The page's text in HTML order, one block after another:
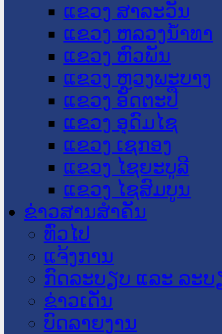
ແຂວງ ສາລະວັນ
ແຂວງ ຫລວງນໍ້າທາ
ແຂວງ ຫົວພັນ
ແຂວງ ຫຼວງພະບາງ
ແຂວງ ອັດຕະປື
ແຂວງ ອຸດົມໄຊ
ແຂວງ ເຊກອງ
ແຂວງ ໄຊຍະບູລີ
ແຂວງ ໄຊສົມບູນ
ຂ່າວສານສໍາຄັນ
​ທົ່ວ​ໄປ
ແຈ້ງການ
ກົດລະບຽບ ແລະ ລະບ
ຂ່າວເດັ່ນ
ບົດລາຍງານ